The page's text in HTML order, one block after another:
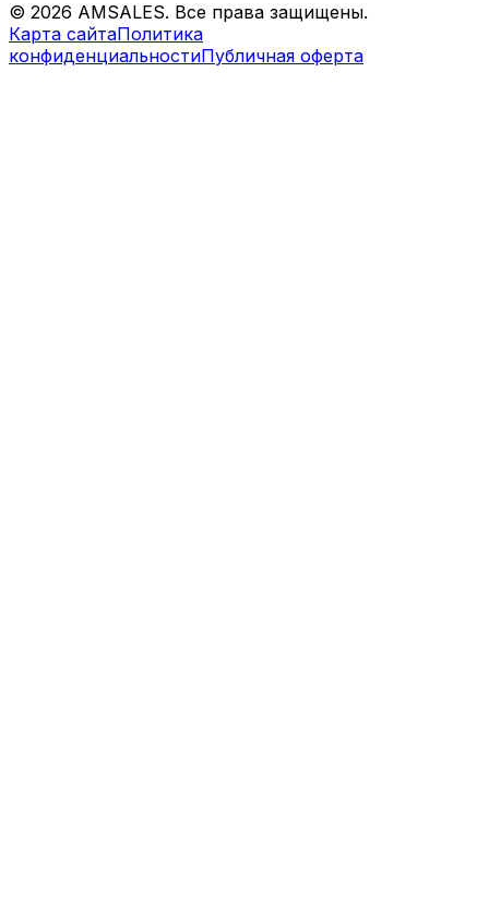
© 2026 AMSALES. Все права защищены.
Карта сайтаПолитика
конфиденциальностиПубличная оферта